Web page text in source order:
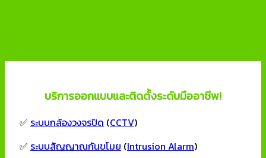
บริการออกแบบและติดตั้งระดับมืออาชีพ!
✅ ระบบกล้องวงจรปิด (CCTV)
✅ ระบบสัญญาณกันขโมย (Intrusion Alarm)